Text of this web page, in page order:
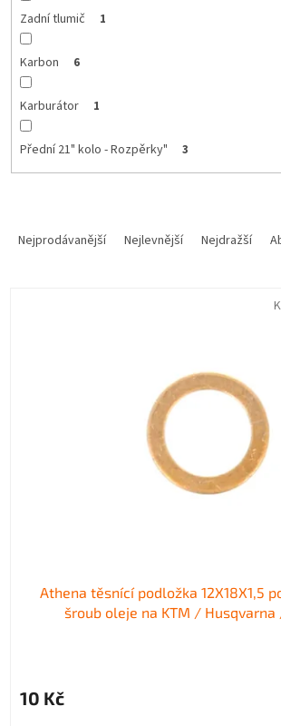
Zadní tlumič 1
Karbon 6
Karburátor 1
Přední 21" kolo - Rozpěrky" 3
Nejprodávanější Nejlevnější Nejdražší
Athena těsnící podložka 12X18X1,5
šroub oleje na KTM / Husqvarna
10 Kč